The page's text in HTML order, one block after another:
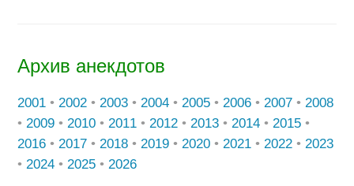
Архив анекдотов
2001 • 2002 • 2003 • 2004 • 2005 • 2006 • 2007 • 2008
• 2009 • 2010 • 2011 • 2012 • 2013 • 2014 • 2015 •
2016 • 2017 • 2018 • 2019 • 2020 • 2021 • 2022 • 2023
• 2024 • 2025 • 2026